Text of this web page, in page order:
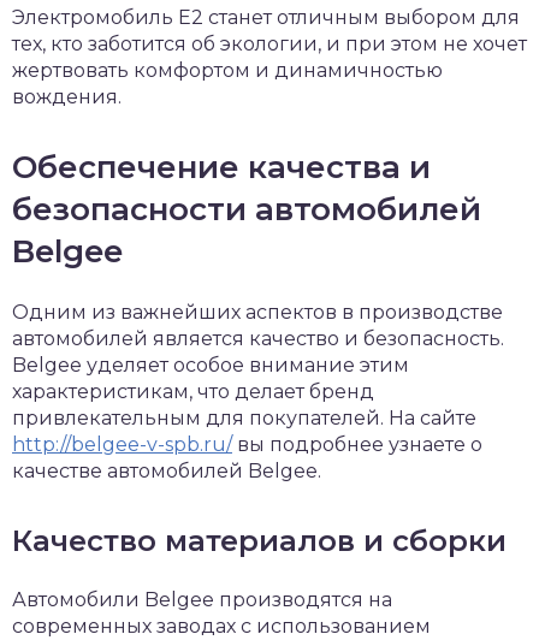
Электромобиль E2 станет отличным выбором для
тех, кто заботится об экологии, и при этом не хочет
жертвовать комфортом и динамичностью
вождения.
Обеспечение качества и
безопасности автомобилей
Belgee
Одним из важнейших аспектов в производстве
автомобилей является качество и безопасность.
Belgee уделяет особое внимание этим
характеристикам, что делает бренд
привлекательным для покупателей. На сайте
http://belgee-v-spb.ru/вы подробнее узнаете о
качестве автомобилей Belgee.
Качество материалов и сборки
Автомобили Belgee производятся на
современных заводах с использованием